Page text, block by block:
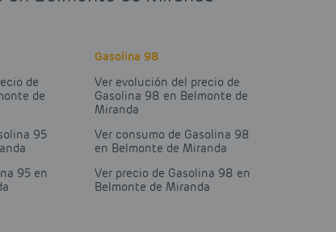
de
de
95
95 en
Gasolina 98
Ver evolución del precio de
Gasolina 98 en Belmonte de
Miranda
Ver consumo de Gasolina 98
en Belmonte de Miranda
Ver precio de Gasolina 98 en
Belmonte de Miranda